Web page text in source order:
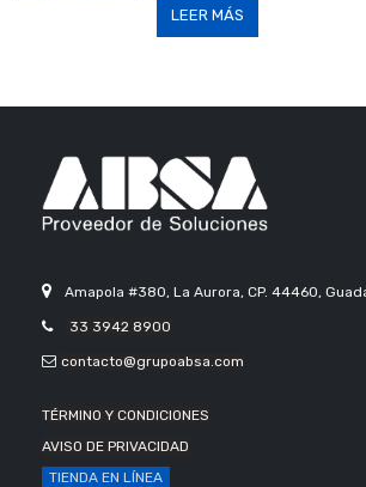
LEER MÁS
Amapola #380, La Aurora, CP. 44460,
33 3942 8900
contacto@grupoabsa.com
TÉRMINO Y CONDICIONES
AVISO DE PRIVACIDAD
TIENDA EN LÍNEA